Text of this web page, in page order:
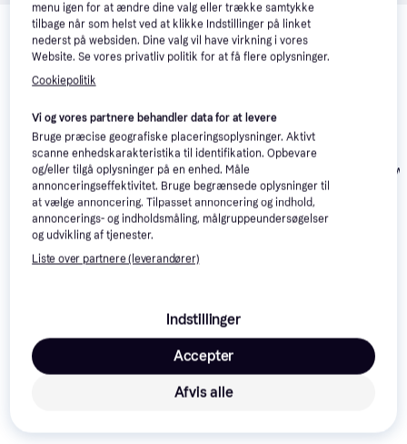
Relaterede produkter
Se vores forslag til andre produkter, der matcher dine
interesser. Vis alle
Zandstra Track 5
1.299 kr.
Zandstra Blade BC
2.719 kr.
Isvidda Flex
Binding
Isvidda Trekking
bedste pris lige nu hos 1 butik.
Sammenlign:
menu igen for at ændre dine valg eller trække samtykke
tilbage når som helst ved at klikke Indstillinger på linket
nederst på websiden. Dine valg vil have virkning i vores
Website. Se vores privatliv politik for at få flere oplysninger.
Cookiepolitik
Vi og vores partnere behandler data for at levere
Bruge præcise geografiske placeringsoplysninger. Aktivt
scanne enhedskarakteristika til identifikation. Opbevare
og/eller tilgå oplysninger på en enhed. Måle
annonceringseffektivitet. Bruge begrænsede oplysninger til
at vælge annoncering. Tilpasset annoncering og indhold,
annoncerings- og indholdsmåling, målgruppeundersøgelser
og udvikling af tjenester.
Liste over partnere (leverandører)
Indstillinger
Afvis alle
Accepter